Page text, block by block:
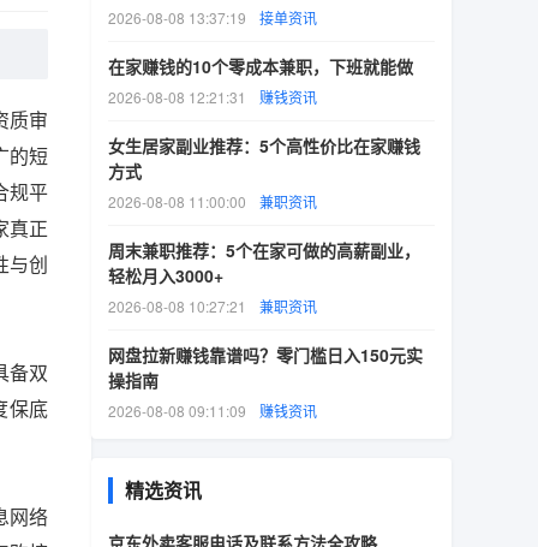
质审
的短
规平
真正
与创
备双
保底
网络
2026-08-08 13:37:19 接单资讯
在家赚钱的10个零成本兼职，下班就能做
2026-08-08 12:21:31 赚钱资讯
女生居家副业推荐：5个高性价比在家赚钱
方式
2026-08-08 11:00:00 兼职资讯
周末兼职推荐：5个在家可做的高薪副业，
轻松月入3000+
2026-08-08 10:27:21 兼职资讯
网盘拉新赚钱靠谱吗？零门槛日入150元实
操指南
2026-08-08 09:11:09 赚钱资讯
精选资讯
京东外卖客服电话及联系方法全攻略